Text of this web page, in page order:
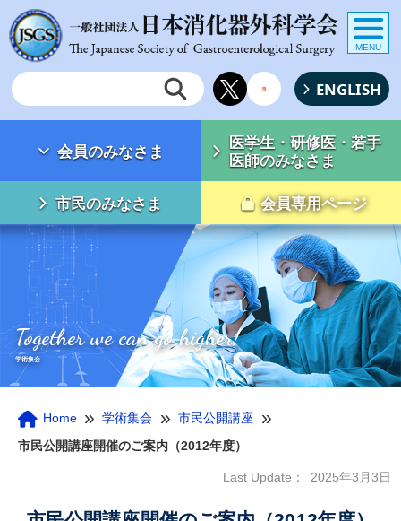
ENGLISH
会員のみなさま
医学生・研修医・若手
医師のみなさま
市民のみなさま 会員専用ページ
MENU
学術集会
Together we can go higher!
Home » 学術集会 » 市民公開講座 »
市民公開講座開催のご案内（2012年度）
Last Update： 2025年3月3日